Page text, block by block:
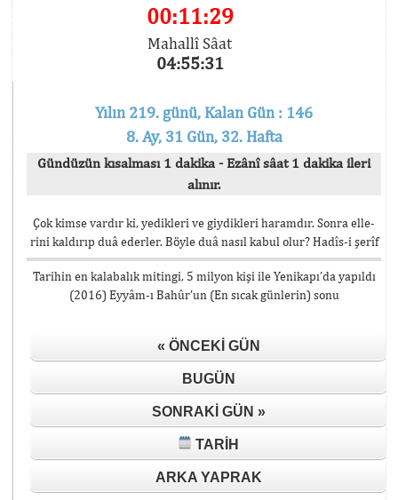
00:11:29
Mahallî Sâat
04:55:31
Yılın 219. günü, Kalan Gün : 146
8. Ay, 31 Gün, 32. Hafta
Gündüzün kısalması 1 dakika - Ezânî sâat 1 dakika ileri
alınır.
Çok kimse vardır ki, yedikleri ve giydikleri haramdır. Sonra elle-
rini kaldırıp duâ ederler. Böyle duâ nasıl kabul olur? Hadîs-i şerîf
Tarihin en kalabalık mitingi, 5 milyon kişi ile Yenikapı’da yapıldı
(2016) Eyyâm-ı Bahûr’un (En sıcak günlerin) sonu
« ÖNCEKI GÜN
BUGÜN
SONRAKI GÜN »
TARIH
ARKA YAPRAK